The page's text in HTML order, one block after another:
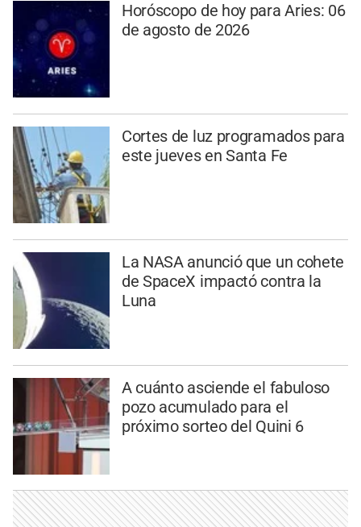
Horóscopo de hoy para Aries: 06
de agosto de 2026
Cortes de luz programados para
este jueves en Santa Fe
La NASA anunció que un cohete
de SpaceX impactó contra la
Luna
A cuánto asciende el fabuloso
pozo acumulado para el
próximo sorteo del Quini 6